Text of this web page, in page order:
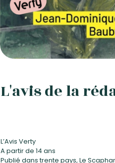
L'avis de la
L’Avis Verty
A partir de 14 ans
Publié dans trente pays, Le